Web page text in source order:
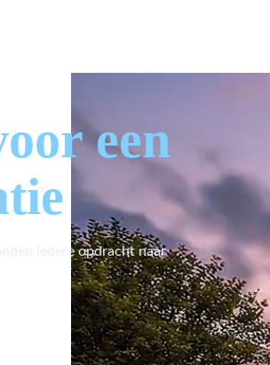
een
iedere opdracht naar